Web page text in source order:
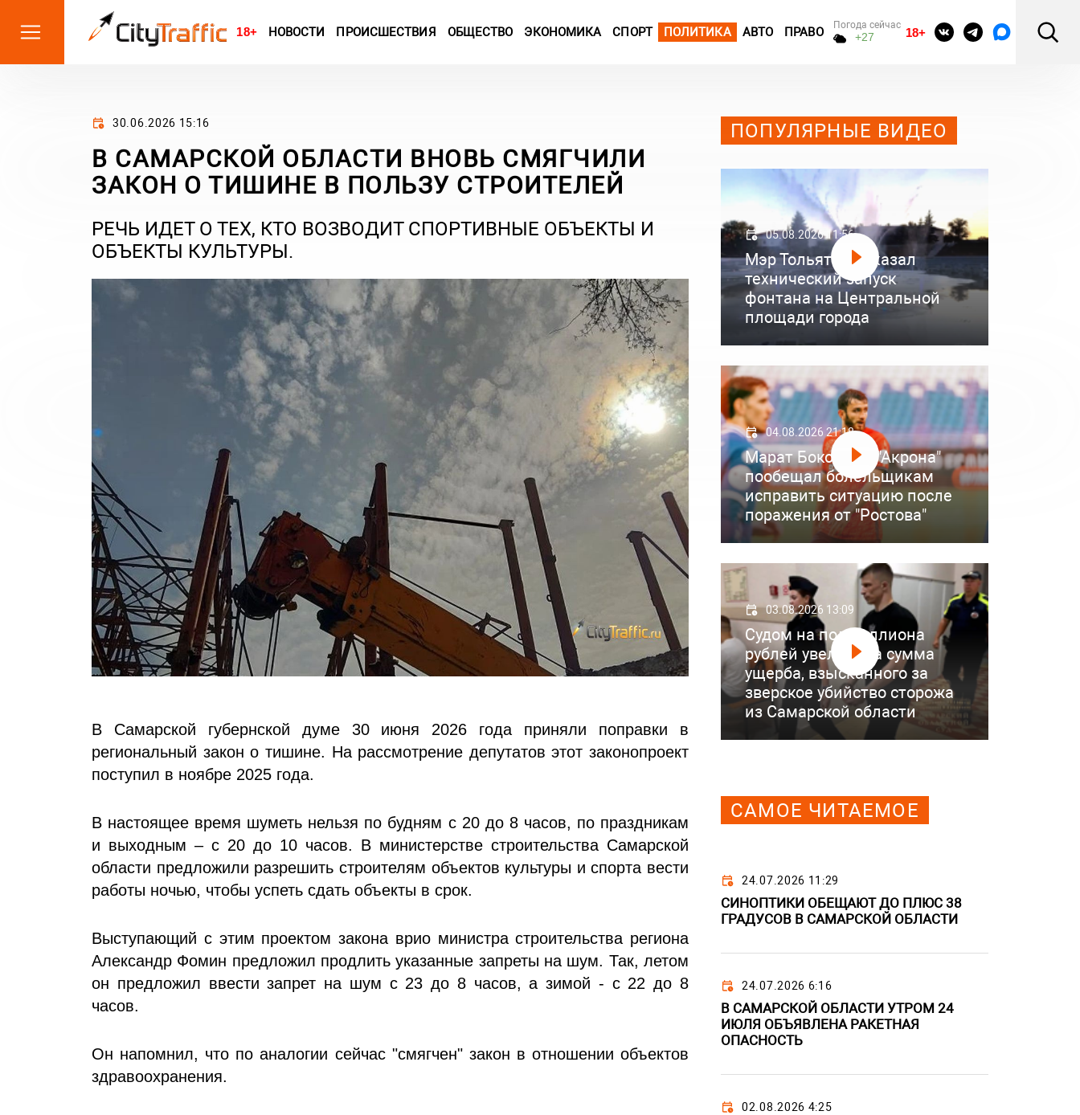
18+ НОВОСТИ ПРОИСШЕСТВИЯ ОБЩЕСТВО ЭКОНОМИКА СПОРТ ПОЛИТИКА АВТО ПРАВО Погода сейчас
+27 18+
30.06.2026 15:16
В САМАРСКОЙ ОБЛАСТИ ВНОВЬ СМЯГЧИЛИ
ЗАКОН О ТИШИНЕ В ПОЛЬЗУ СТРОИТЕЛЕЙ
РЕЧЬ ИДЕТ О ТЕХ, КТО ВОЗВОДИТ СПОРТИВНЫЕ ОБЪЕКТЫ И
ОБЪЕКТЫ КУЛЬТУРЫ.
В Самарской губернской думе 30 июня 2026 года приняли поправки в
региональный закон о тишине. На рассмотрение депутатов этот законопроект
поступил в ноябре 2025 года.
В настоящее время шуметь нельзя по будням с 20 до 8 часов, по праздникам
и выходным – с 20 до 10 часов. В министерстве строительства Самарской
области предложили разрешить строителям объектов культуры и спорта вести
работы ночью, чтобы успеть сдать объекты в срок.
Выступающий с этим проектом закона врио министра строительства региона
Александр Фомин предложил продлить указанные запреты на шум. Так, летом
он предложил ввести запрет на шум с 23 до 8 часов, а зимой - с 22 до 8
часов.
Он напомнил, что по аналогии сейчас "смягчен" закон в отношении объектов
здравоохранения.
ПОПУЛЯРНЫЕ ВИДЕО
05.08.2026 11:56
Мэр Тольятти показал
технический запуск
фонтана на Центральной
площади города
04.08.2026 21:18
Марат Бокоев из "Акрона"
пообещал болельщикам
исправить ситуацию после
поражения от "Ростова"
03.08.2026 13:09
Судом на полмиллиона
рублей увеличена сумма
ущерба, взысканного за
зверское убийство сторожа
из Самарской области
САМОЕ ЧИТАЕМОЕ
24.07.2026 11:29
СИНОПТИКИ ОБЕЩАЮТ ДО ПЛЮС 38
ГРАДУСОВ В САМАРСКОЙ ОБЛАСТИ
24.07.2026 6:16
В САМАРСКОЙ ОБЛАСТИ УТРОМ 24
ИЮЛЯ ОБЪЯВЛЕНА РАКЕТНАЯ
ОПАСНОСТЬ
02.08.2026 4:25